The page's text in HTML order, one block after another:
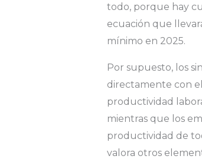
todo, porque hay
ecuación que
mínimo en 2025.
Por supuesto, los
directamente con
productividad
mientras que los
productividad de
valora otros